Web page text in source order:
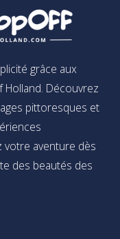
grâce aux
Découvrez
pittoresques et
votre aventure dès
des beautés des